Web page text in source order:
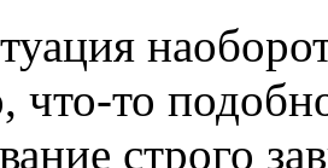
что-то
строго